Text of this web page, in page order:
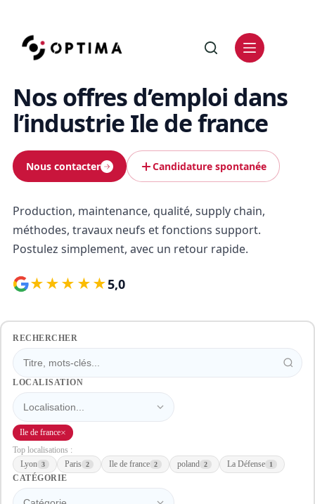
Nos offres d’emploi dans
l’industrie Ile de france
Nous contacter Candidature spontanée
Production, maintenance, qualité, supply chain,
méthodes, travaux neufs et fonctions support.
Postulez simplement, avec un retour rapide.
★★★★★5,0
RECHERCHER
LOCALISATION
Ile de france×
Top localisations :
Lyon 3 Paris 2 Ile de france 2 poland 2 La Défense 1
CATÉGORIE